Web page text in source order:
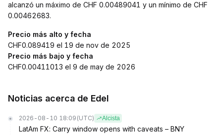
alcanzó un máximo de CHF 0.00489041 y un mínimo de CHF
0.00462683.
Precio más alto y fecha
CHF0.089419 el 19 de nov de 2025
Precio más bajo y fecha
CHF0.00411013 el 9 de may de 2026
Noticias acerca de Edel
2026-08-10 18:09 (UTC) Alcista
LatAm FX: Carry window opens with caveats – BNY